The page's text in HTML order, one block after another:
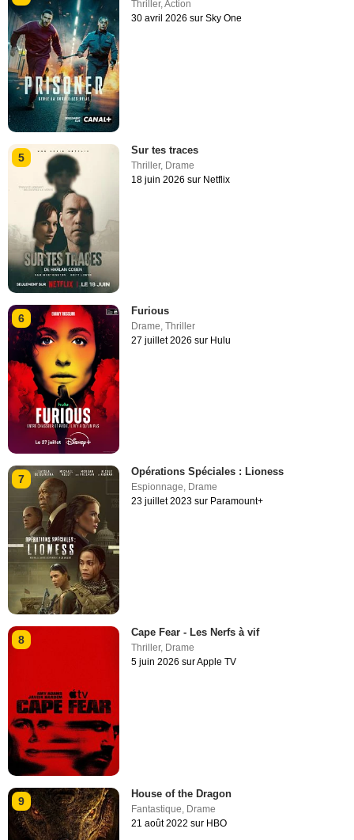
Thriller,Action
30 avril 2026 sur Sky One
5
Sur tes traces
Thriller, Drame
18 juin 2026 sur Netflix
6
Furious
Drame,Thriller
27 juillet 2026 sur Hulu
7
Opérations Spéciales : Lioness
Espionnage, Drame
23 juillet 2023 sur Paramount+
8
Cape Fear - Les Nerfs à vif
Thriller, Drame
5 juin 2026 sur Apple TV
9
House of the Dragon
Fantastique Drame
21 août 2022 sur HBO